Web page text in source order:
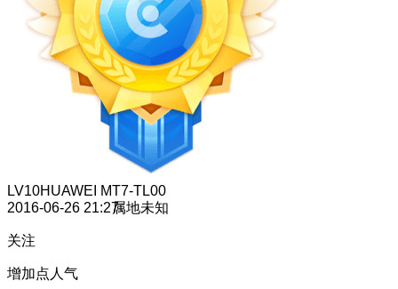
LV10HUAWEI MT7-TL00
2016-06-26 21:27属地未知
关注
增加点人气